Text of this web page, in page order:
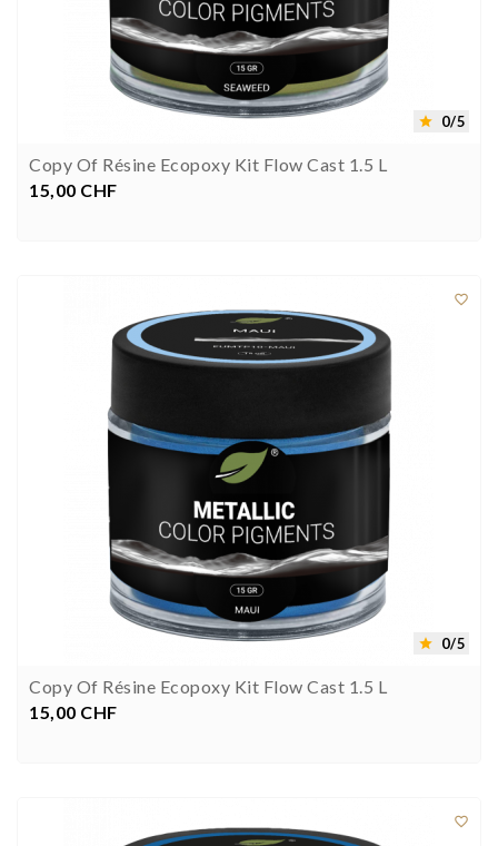
 0/5
Copy Of Résine Ecopoxy Kit Flow Cast 1.5 L
Preis
15,00 CHF

 0/5
Copy Of Résine Ecopoxy Kit Flow Cast 1.5 L
Preis
15,00 CHF
